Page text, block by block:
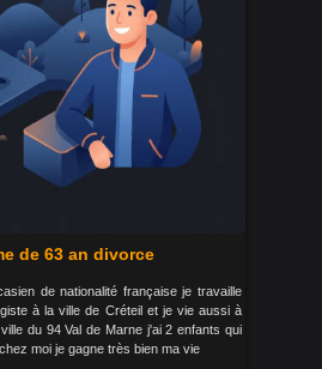
de 63 an divorce
de nationalité française je travaille
à la ville de Créteil et je vie aussi à
du 94 Val de Marne j'ai 2 enfants qui
moi je gagne très bien ma vie